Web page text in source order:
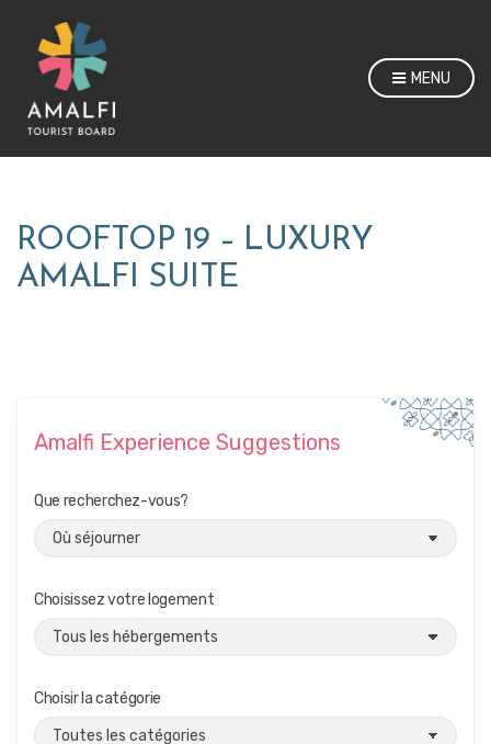
MENU
ROOFTOP 19 – LUXURY
AMALFI SUITE
Amalfi Experience Suggestions
Que recherchez-vous?
Choisissez votre logement
Choisir la catégorie